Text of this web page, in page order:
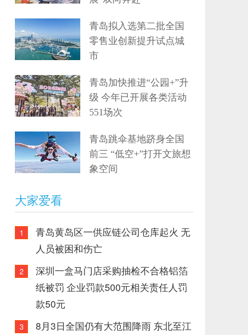
青岛拟入选第二批全国
零售业创新提升试点城
市
青岛加快推进“公园+”升
级 今年已开展各类活动
551场次
青岛跳伞基地跻身全国
前三 “低空+”打开文旅想
象空间
大家爱看
1
青岛黄岛区一供应链公司仓库起火 无
人员被困和伤亡
2
深圳一盒马门店采购抽检不合格铝箔
纸被罚 企业罚款500元相关责任人罚
款50元
3
8月3日全国仍有大范围降雨 东北至江